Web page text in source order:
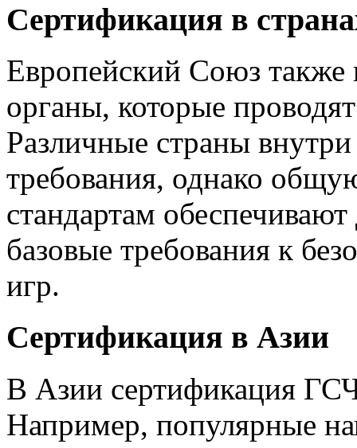
Сертификация в
Европейский Союз также
органы, которые
Различные страны
требования, однако
стандартам
базовые требования к
игр.
Сертификация в Азии
В Азии сертификация ГСЧ
Например, популярные